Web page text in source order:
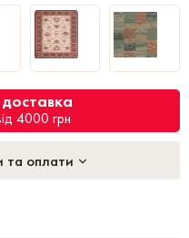
4000 грн
та оплати